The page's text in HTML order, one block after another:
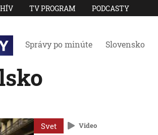
TV PROGRAM PODCASTY
Správy po minúte Slovensko
Svet Video